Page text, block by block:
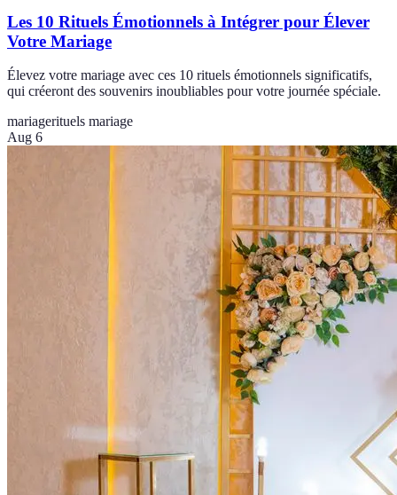
Les 10 Rituels Émotionnels à Intégrer pour Élever
Votre Mariage
Élevez votre mariage avec ces 10 rituels émotionnels significatifs,
qui créeront des souvenirs inoubliables pour votre journée spéciale.
mariagerituels mariage
Aug 6